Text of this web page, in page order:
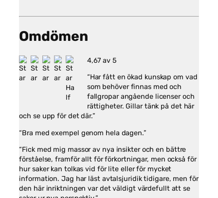
Omdömen
4,67 av 5
“Har fått en ökad kunskap om vad
som behöver finnas med och
fallgropar angående licenser och
rättigheter. Gillar tänk på det här
och se upp för det där.”
“Bra med exempel genom hela dagen.”
“Fick med mig massor av nya insikter och en bättre
förståelse, framför allt för förkortningar, men också för
hur saker kan tolkas vid för lite eller för mycket
information. Jag har läst avtalsjuridik tidigare, men för
den här inriktningen var det väldigt värdefullt att se